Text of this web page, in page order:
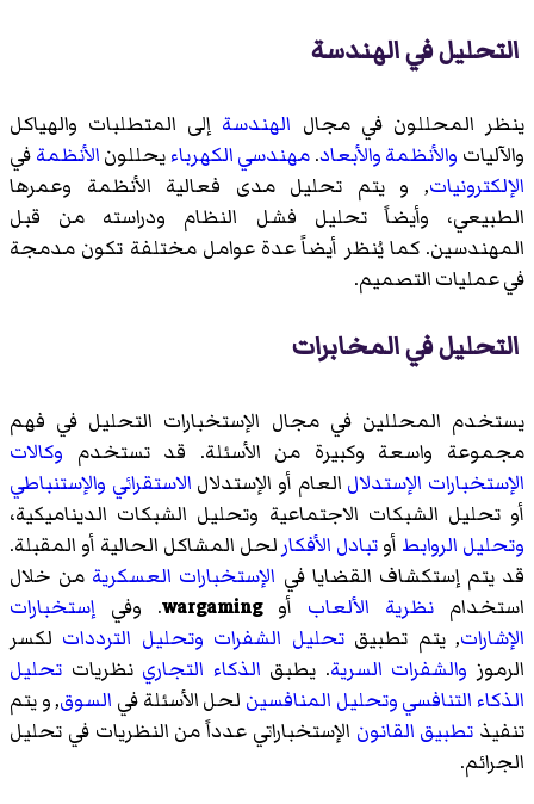
التحليل في الهندسة
ينظر المحللون في مجال الهندسة إلى المتطلبات والهياكل
والآليات والأنظمةوالأبعاد.مهندسي الكهرباءيحللونالأنظمةفي
الإلكترونيات, و يتم تحليل مدى فعالية الأنظمة وعمرها
الطبيعي، وأيضاً تحليل فشل النظام ودراسته من قبل
المهندسين. كما يُنظر أيضاََ عدة عوامل مختلفة تكون مدمجة
في عمليات التصميم.
التحليل في المخابرات
يستخدم المحللين في مجال الإستخبارات التحليل في فهم
مجموعة واسعة وكبيرة من الأسئلة. قد تستخدم وكالات
الإستخبارات الإستدلال العام أو الإستدلال الاستقرائي والإستنباطي
أو تحليل الشبكات الاجتماعية وتحليل الشبكات الديناميكية،
وتحليل الروابط أوتبادل الأفكار لحل المشاكل الحالية أو المقبلة.
قد يتم إستكشاف القضايا في الإستخبارات العسكرية من خلال
استخدام نظرية الألعاب أوwargaming. وفي إستخبارات
الإشارات, يتم تطبيقتحليل الشفرات وتحليل الترددات لكسر
الرموز والشفرات السرية. يطبق الذكاء التجاري نظريات تحليل
الذكاء التنافسي وتحليل المنافسين لحل الأسئلة في السوق, و يتم
تنفيذ تطبيق القانون الإستخباراتي عدداً من النظريات في تحليل
الجرائم.